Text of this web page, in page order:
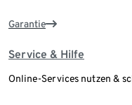
Garantie
Service & Hilfe
Online-Services nutzen &